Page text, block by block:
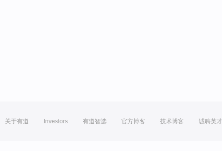
关于有道 Investors 有道智选 官方博客 技术博客 诚聘英才